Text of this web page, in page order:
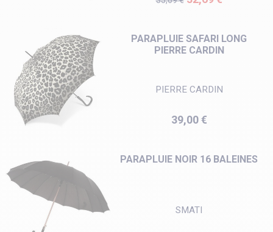
PARAPLUIE SAFARI LONG
PIERRE CARDIN
PIERRE CARDIN
Prix
39,00 €
PARAPLUIE NOIR 16 BALEINES
SMATI